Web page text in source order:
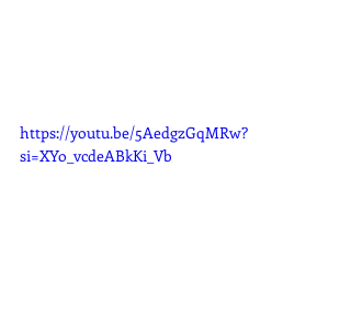
https://youtu.be/5AedgzGqMRw?
si=XYo_vcdeABkKi_Vb